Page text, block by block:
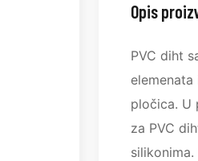
Opis
PVC diht
pločica. U
za PVC